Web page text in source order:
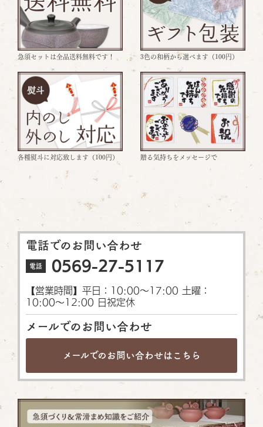
急須セットは全品送料無料です！ 3色の和柄から選べます（100円）
各種熨斗に対応致します（100円） 贈る気持ちをメッセージで
電話でのお問い合わせ
電話 0569-27-5117
【営業時間】平日：10:00〜17:00 土曜：
10:00〜12:00 日祝定休
メールでのお問い合わせ
メールでのお問い合わせは こちら